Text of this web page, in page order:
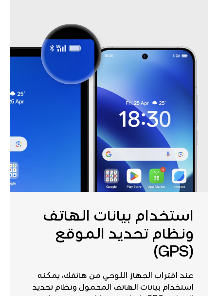
استخدام بيانات الهاتف
ونظام تحديد الموقع
(GPS)
عند اقتراب الجهاز اللوحي من هاتفك، يمكنه
استخدام بيانات الهاتف المحمول ونظام تحديد